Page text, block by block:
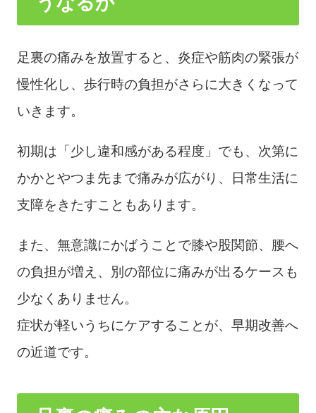
足裏の痛みを放置すると、炎症や筋肉の緊張が
慢性化し、歩行時の負担がさらに大きくなって
いきます。
初期は「少し違和感がある程度」でも、次第に
かかとやつま先まで痛みが広がり、日常生活に
支障をきたすこともあります。
また、無意識にかばうことで膝や股関節、腰へ
の負担が増え、別の部位に痛みが出るケースも
少なくありません。
症状が軽いうちにケアすることが、早期改善へ
の近道です。